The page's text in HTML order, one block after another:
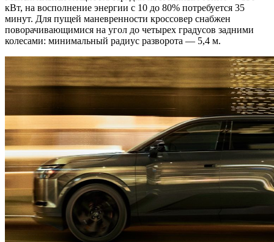
кВт, на восполнение энергии с 10 до 80% потребуется 35
минут. Для пущей маневренности кроссовер снабжен
поворачивающимися на угол до четырех градусов задними
колесами: минимальный радиус разворота — 5,4 м.